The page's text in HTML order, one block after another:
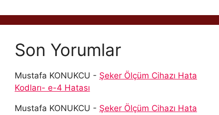
Son Yorumlar
Mustafa KONUKCU - Şeker Ölçüm Cihazı Hata
Kodları- e-4 Hatası
Mustafa KONUKCU - Şeker Ölçüm Cihazı Hata